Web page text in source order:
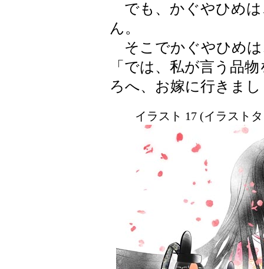
でも、かぐやひめは
ん。
そこでかぐやひめは
「では、私が言う品
ろへ、お嫁に行きま
イラスト 17 (イラスト